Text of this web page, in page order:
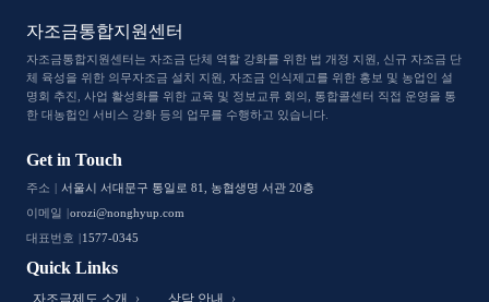
자조금통합지원센터
자조금통합지원센터는 자조금 단체 역할 강화를 위한 법 개정 지원, 신규 자조금 단
체 육성을 위한 의무자조금 설치 지원, 자조금 인식제고를 위한 홍보 및 농업인 설
명회 추진, 사업 활성화를 위한 교육 및 정보교류 회의, 통합콜센터 직접 운영을 통
한 대농헙인 서비스 강화 등의 업무를 수행하고 있습니다.
Get in Touch
주소
서울시 서대문구 통일로 81, 농협생명 서관 20층
이메일
orozi@nonghyup.com
대표번호
1577-0345
Quick Links
자조금제도 소개 상담 안내